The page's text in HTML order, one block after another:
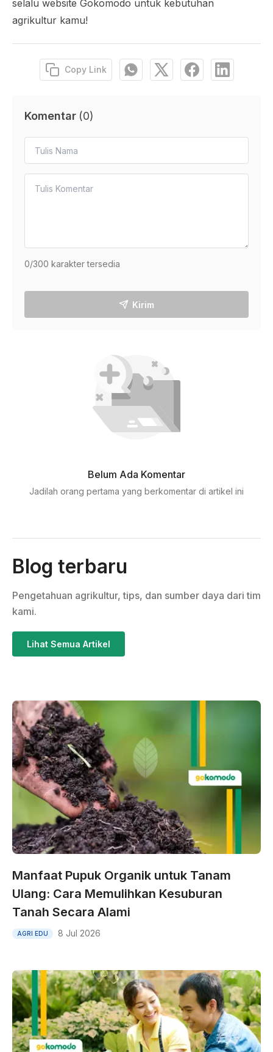
selalu website Gokomodo untuk kebutuhan
agrikultur kamu!
Copy Link
Komentar (0)
0/300 karakter tersedia
Kirim
Belum Ada Komentar
Jadilah orang pertama yang berkomentar di artikel ini
Blog terbaru
Pengetahuan agrikultur, tips, dan sumber daya dari tim
kami.
Lihat Semua Artikel
Manfaat Pupuk Organik untuk Tanam
Ulang: Cara Memulihkan Kesuburan
Tanah Secara Alami
AGRI EDU 8 Jul 2026